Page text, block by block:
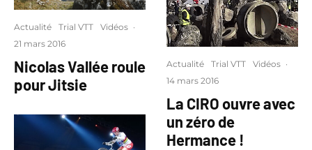
Actualité Trial VTT Vidéos ·
21 mars 2016
Nicolas Vallée roule
pour Jitsie
Actualité Trial VTT Vidéos ·
14 mars 2016
La CIRO ouvre avec
un zéro de
Hermance !